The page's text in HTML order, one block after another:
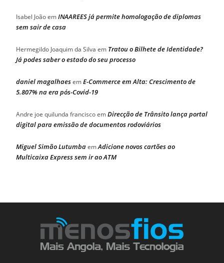
Isabel JoãoemINAAREES já permite homologação de diplomas
sem sair de casa
Hermegildo Joaquim da Silva em Tratou o Bilhete de Identidade?
Já podes saber o estado do seu processo
daniel magalhaesemE-Commerce em Alta: Crescimento de
5.807% na era pós-Covid-19
Andre joe quilunda franciscoemDirecção de Trânsito lança portal
digital para emissão de documentos rodoviários
Miguel Simão LutumbaemAdicione novos cartões ao
Multicaixa Express sem ir ao ATM